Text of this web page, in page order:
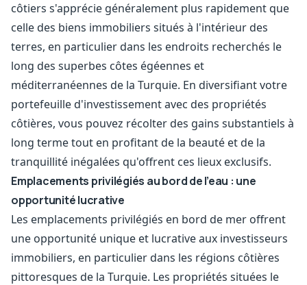
côtiers s'apprécie généralement plus rapidement que
celle des biens immobiliers situés à l'intérieur des
terres, en particulier dans les endroits recherchés le
long des superbes côtes égéennes et
méditerranéennes de la Turquie. En diversifiant votre
portefeuille d'investissement avec des propriétés
côtières, vous pouvez récolter des gains substantiels à
long terme tout en profitant de la beauté et de la
tranquillité inégalées qu'offrent ces lieux exclusifs.
Emplacements privilégiés au bord de l’eau : une
opportunité lucrative
Les emplacements privilégiés en bord de mer offrent
une opportunité unique et lucrative aux investisseurs
immobiliers, en particulier dans les régions côtières
pittoresques de la Turquie. Les propriétés situées le